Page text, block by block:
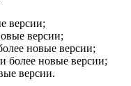
версии;
версии;
новые версии;
более новые версии;
версии.